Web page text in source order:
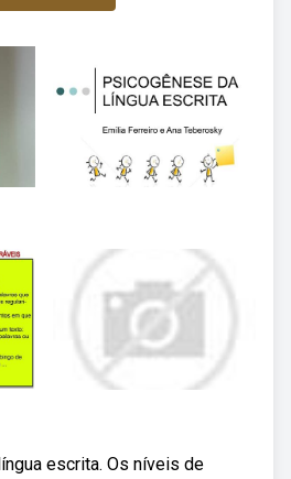
escrita. Os níveis de